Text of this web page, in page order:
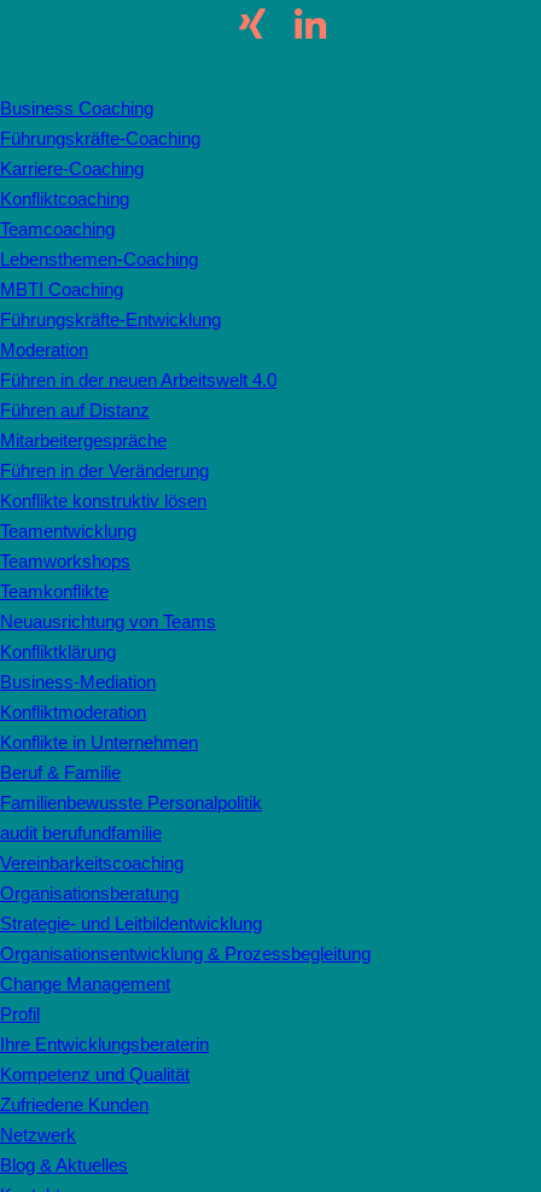
Business Coaching
Führungskräfte-Coaching
Karriere-Coaching
Konfliktcoaching
Teamcoaching
Lebensthemen-Coaching
MBTI Coaching
Führungskräfte-Entwicklung
Moderation
Führen in der neuen Arbeitswelt 4.0
Führen auf Distanz
Mitarbeitergespräche
Führen in der Veränderung
Konflikte konstruktiv lösen
Teamentwicklung
Teamworkshops
Teamkonflikte
Neuausrichtung von Teams
Konfliktklärung
Business-Mediation
Konfliktmoderation
Konflikte in Unternehmen
Beruf & Familie
Familienbewusste Personalpolitik
audit berufundfamilie
Vereinbarkeitscoaching
Organisationsberatung
Strategie- und Leitbildentwicklung
Organisationsentwicklung & Prozessbegleitung
Change Management
Profil
Ihre Entwicklungsberaterin
Kompetenz und Qualität
Zufriedene Kunden
Netzwerk
Blog & Aktuelles